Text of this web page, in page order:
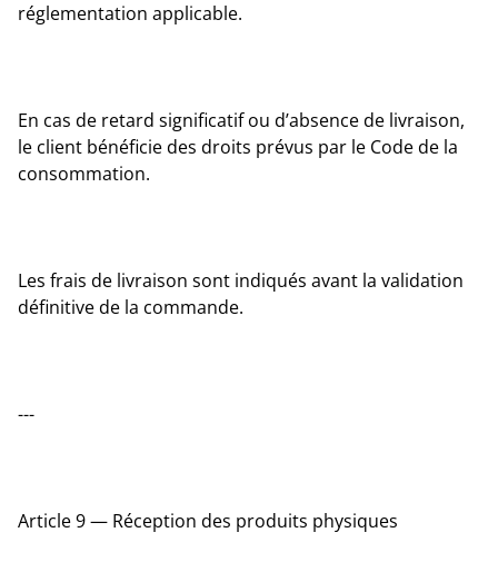
réglementation applicable.
En cas de retard significatif ou d’absence de livraison,
le client bénéficie des droits prévus par le Code de la
consommation.
Les frais de livraison sont indiqués avant la validation
définitive de la commande.
---
Article 9 — Réception des produits physiques